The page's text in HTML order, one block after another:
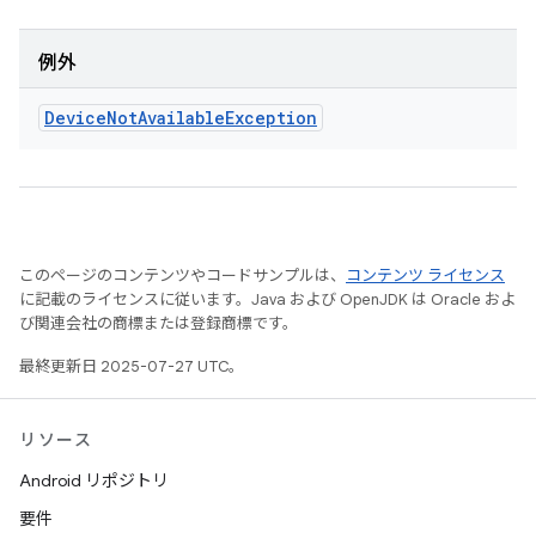
例外
DeviceNotAvailableException
このページのコンテンツやコードサンプルは、
コンテンツ ライセンス
に記載のライセンスに従います。Java および OpenJDK は Oracle およ
び関連会社の商標または登録商標です。
最終更新日 2025-07-27 UTC。
リソース
Android リポジトリ
要件